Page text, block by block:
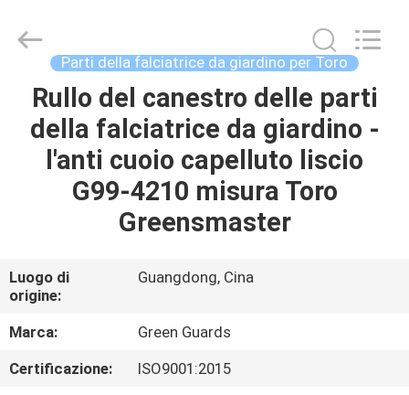
CASA
PRODOTTI
GIRO
DELLA
FABBRICA
Hesheng
Long
Reserved.
Parti della falciatrice da giardino per Toro
Rullo del canestro delle parti
della falciatrice da giardino -
l'anti cuoio capelluto liscio
G99-4210 misura Toro
Greensmaster
Luogo di
origine:
Guangdong, Cina
Marca:
Green Guards
Certificazione:
ISO9001:2015